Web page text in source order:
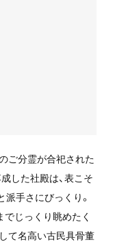
ご分霊が合祀された
した社殿は、表こそ
派手さにびっくり。
じっくり眺めたく
て名高い古民具骨董